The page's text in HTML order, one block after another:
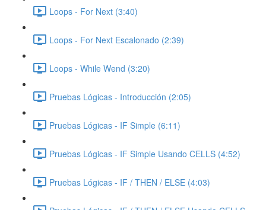
Loops - For Next (3:40)
Loops - For Next Escalonado (2:39)
Loops - While Wend (3:20)
Pruebas Lógicas - Introducción (2:05)
Pruebas Lógicas - IF Simple (6:11)
Pruebas Lógicas - IF Simple Usando CELLS (4:52)
Pruebas Lógicas - IF / THEN / ELSE (4:03)